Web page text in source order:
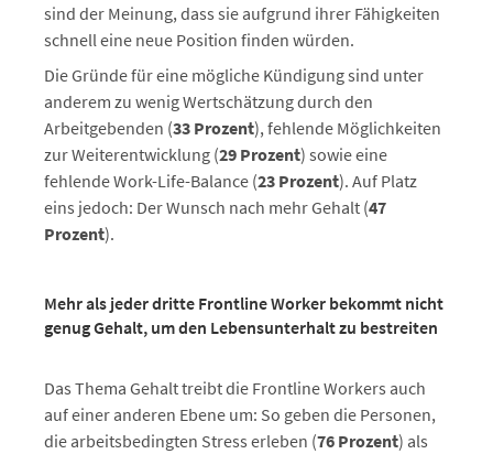
sind der Meinung, dass sie aufgrund ihrer Fähigkeiten
schnell eine neue Position finden würden.
Die Gründe für eine mögliche Kündigung sind unter
anderem zu wenig Wertschätzung durch den
Arbeitgebenden (33 Prozent), fehlende Möglichkeiten
zur Weiterentwicklung (29 Prozent) sowie eine
fehlende Work-Life-Balance (23 Prozent). Auf Platz
eins jedoch: Der Wunsch nach mehr Gehalt (47
Prozent).
Mehr als jeder dritte Frontline Worker bekommt nicht
genug Gehalt, um den Lebensunterhalt zu bestreiten
Das Thema Gehalt treibt die Frontline Workers auch
auf einer anderen Ebene um: So geben die Personen,
die arbeitsbedingten Stress erleben (76 Prozent) als